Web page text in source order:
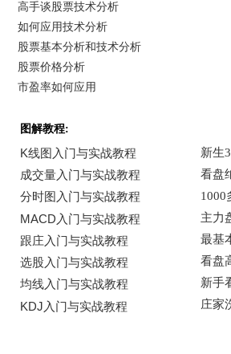
高手谈股票技术分析
如何应用技术分析
股票基本分析和技术分析
股票价格分析
市盈率如何应用
图解教程: